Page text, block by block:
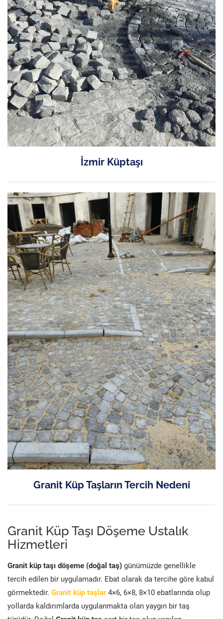
İzmir Küptaşı
Granit Küp Taşların Tercih Nedeni
Granit Küp Taşı Döşeme Ustalık
Hizmetleri
Granit küp taşı döşeme (doğal taş) günümüzde genellikle
tercih edilen bir uygulamadır. Ebat olarak da tercihe göre kabul
görmektedir. Granit küp taşlar 4×6, 6×8, 8×10 ebatlarında olup
yollarda kaldırımlarda uygulanmakta olan yaygın bir taş